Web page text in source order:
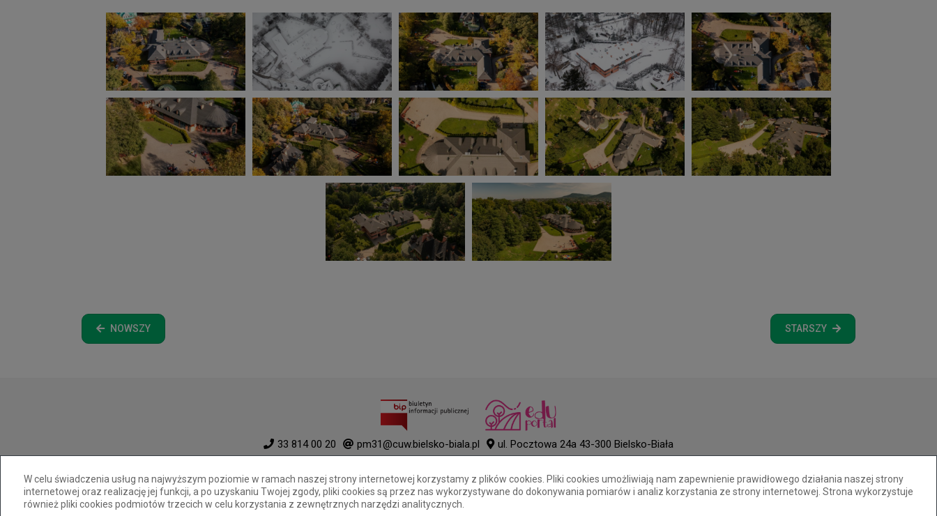
W celu świadczenia usług na najwyższym poziomie w ramach naszej strony internetowej korzystamy z plików cookies. Pliki cookies umożliwiają nam zapewnienie prawidłowego działania naszej strony
internetowej oraz realizację jej funkcji, a po uzyskaniu Twojej zgody, pliki cookies są przez nas wykorzystywane do dokonywania pomiarów i analiz korzystania ze strony internetowej. Strona wykorzystuje
również pliki cookies podmiotów trzecich w celu korzystania z zewnętrznych narzędzi analitycznych.
NOWSZY STARSZY
33 814 00 20 pm31@cuw.bielsko-biala.pl
ul. Pocztowa 24a 43-300 Bielsko-Biała
Tryb wysokiego kontrastu
+
++
+++